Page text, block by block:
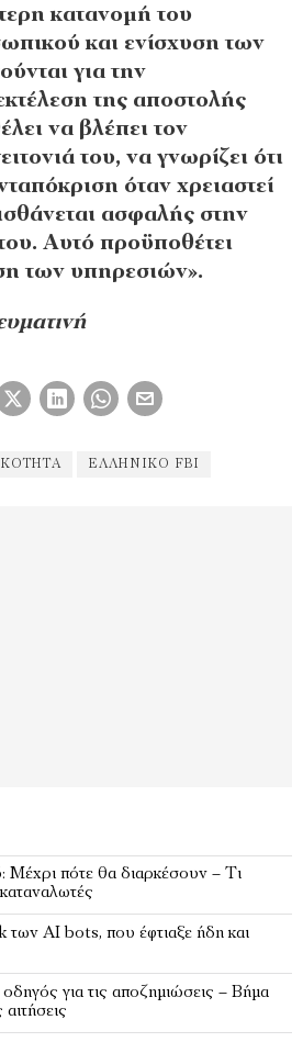
κατανομή του
και ενίσχυση των
για την
της αποστολής
να βλέπει τον
του, να γνωρίζει ότι
όταν χρειαστεί
ασφαλής στην
Αυτό προϋποθέτει
των υπηρεσιών».
ΕΛΛΗΝΙΚΌ FBI
Μέχρι πότε θα διαρκέσουν – Τι
ΑΙ bots, που έφτιαξε ήδη και
για τις αποζημιώσεις – Βήμα
αιτήσεις